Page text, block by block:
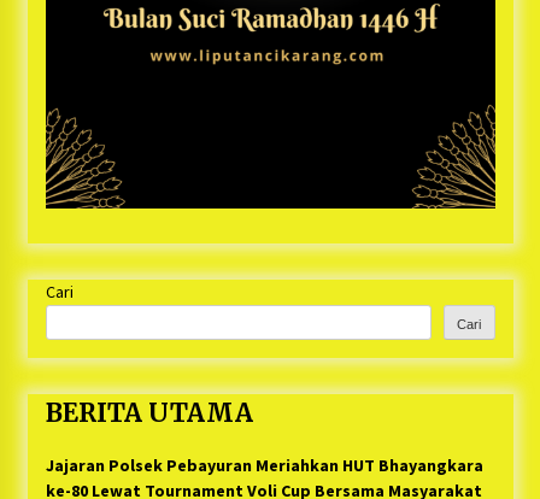
Cari
Cari
BERITA UTAMA
Jajaran Polsek Pebayuran Meriahkan HUT Bhayangkara
ke-80 Lewat Tournament Voli Cup Bersama Masyarakat